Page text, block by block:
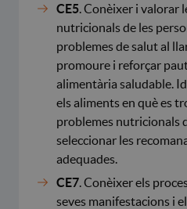
CE5 . Conèixer i valorar
nutricionals de les
problemes de salut al
promoure i reforçar
alimentària saludable.
els aliments en què es
problemes nutricionals
seleccionar les
adequades.
CE7 . Conèixer els
seves manifestacions i